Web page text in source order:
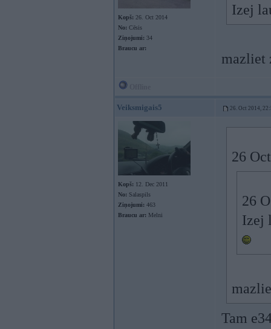
Kopš: 26. Oct 2014
No: Cēsis
Ziņojumi: 34
Braucu ar:
Izej
mazliet
Veiksmigais5 26. Oct 2014,
Kopš: 12. Dec 2011
No: Salaspils
Ziņojumi: 463
Braucu ar: Melni
26
26
Izej
Tam